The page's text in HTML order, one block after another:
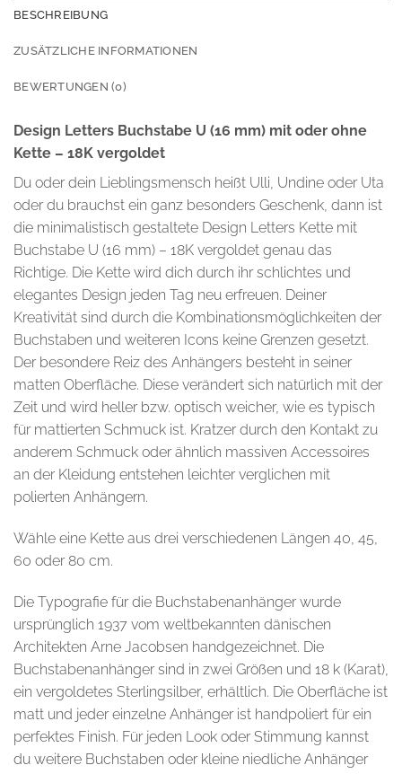
BESCHREIBUNG
ZUSÄTZLICHE INFORMATIONEN
BEWERTUNGEN (0)
Design Letters Buchstabe U (16 mm) mit oder ohne
Kette – 18K vergoldet
Du oder dein Lieblingsmensch heißt Ulli, Undine oder Uta
oder du brauchst ein ganz besonders Geschenk, dann ist
die minimalistisch gestaltete Design Letters Kette mit
Buchstabe U (16 mm) – 18K vergoldet genau das
Richtige. Die Kette wird dich durch ihr schlichtes und
elegantes Design jeden Tag neu erfreuen. Deiner
Kreativität sind durch die Kombinationsmöglichkeiten der
Buchstaben und weiteren Icons keine Grenzen gesetzt.
Der besondere Reiz des Anhängers besteht in seiner
matten Oberfläche. Diese verändert sich natürlich mit der
Zeit und wird heller bzw. optisch weicher, wie es typisch
für mattierten Schmuck ist. Kratzer durch den Kontakt zu
anderem Schmuck oder ähnlich massiven Accessoires
an der Kleidung entstehen leichter verglichen mit
polierten Anhängern.
Wähle eine Kette aus drei verschiedenen Längen 40, 45,
60 oder 80 cm.
Die Typografie für die Buchstabenanhänger wurde
ursprünglich 1937 vom weltbekannten dänischen
Architekten Arne Jacobsen handgezeichnet. Die
Buchstabenanhänger sind in zwei Größen und 18 k (Karat),
ein vergoldetes Sterlingsilber, erhältlich. Die Oberfläche ist
matt und jeder einzelne Anhänger ist handpoliert für ein
perfektes Finish. Für jeden Look oder Stimmung kannst
du weitere Buchstaben oder kleine niedliche Anhänger